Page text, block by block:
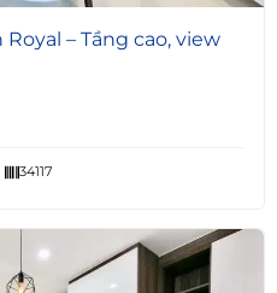
– Tầng cao, view
34117